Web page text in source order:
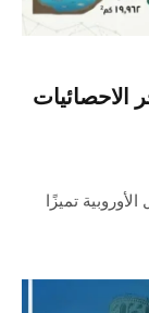
الاحصائيات
تميزًا